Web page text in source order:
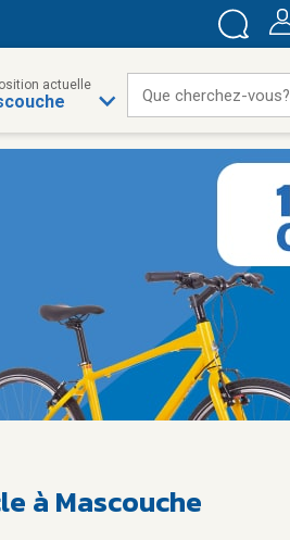
actuelle
Que cherchez-vous?
à Mascouche